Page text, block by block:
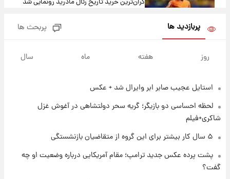
گران‌ترین خرید تاریخ رئال مادرید رونمایی شد
روزها پربارش‌تر خواهند بود؟
۱ روز پیش
شد؛ تیکدری، محبی و سرگیف با اعداد ویژه
۱ روز پیش
شد+فیلم
پربازدید ها پربحث ها
روز هفته ماه سال
استایل عجیب صابر ابر وایرال شد + عکس
لحظه احساسی دو بازیگر؛ گریه سحر دولتشاهی در آغوش غزل
شاکری+فیلم
۵ سال کار بیشتر برای این گروه از متقاضیان بازنشستگی
پشت پرده عکس جدید ترامپ؛ مقام آمریکایی درباره وضعیت او چه
گفت؟